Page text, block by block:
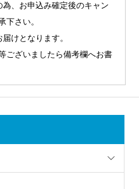
、お申込み確定後のキャン
下さい。
けとなります。
ございましたら備考欄へお書